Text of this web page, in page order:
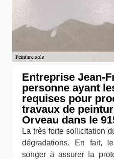
Entreprise Jean-
personne ayant
requises pour
travaux de
Orveau dans le
La très forte sollicitation
dégradations. En fait,
songer à assurer la